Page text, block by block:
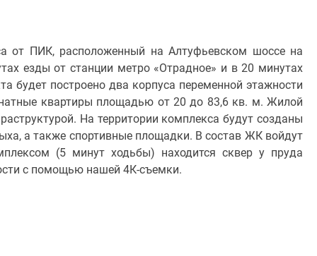
от ПИК, расположенный на Алтуфьевском шоссе на
езды от станции метро «Отрадное» и в 20 минутах
будет построено два корпуса переменной этажности
квартиры площадью от 20 до 83,6 кв. м. Жилой
На территории комплекса будут созданы
а также спортивные площадки. В состав ЖК войдут
(5 минут ходьбы) находится сквер у пруда
с помощью нашей 4К-съемки.